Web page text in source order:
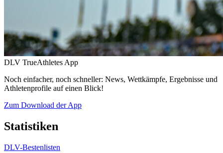
DLV TrueAthletes App
Noch einfacher, noch schneller: News, Wettkämpfe, Ergebnisse und
Athletenprofile auf einen Blick!
Zum Download der App
Statistiken
DLV-Bestenlisten